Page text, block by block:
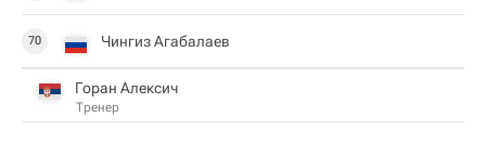
70 Чингиз Агабалаев
Горан Алексич
Тренер